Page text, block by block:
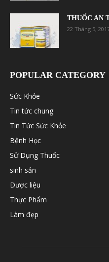
THUỐC AN
22 Tháng 5,
POPULAR CATEGORY
Sức Khỏe
Tin tức chung
Tin Tức Sức Khỏe
Bệnh Học
Sử Dụng Thuốc
sinh sản
Dược liệu
Thực Phẩm
Làm đẹp